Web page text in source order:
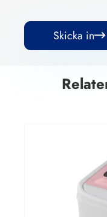
Skicka in